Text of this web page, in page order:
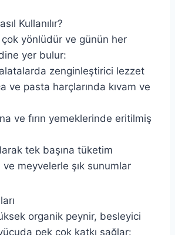
Kullanılır?
yönlüdür ve günün her
yer bulur:
zenginleştirici lezzet
ve pasta harçlarında kıvam ve
ve fırın yemeklerinde eritilmiş
tek başına tüketim
meyvelerle şık sunumlar
organik peynir, besleyici
pek çok katkı sağlar: